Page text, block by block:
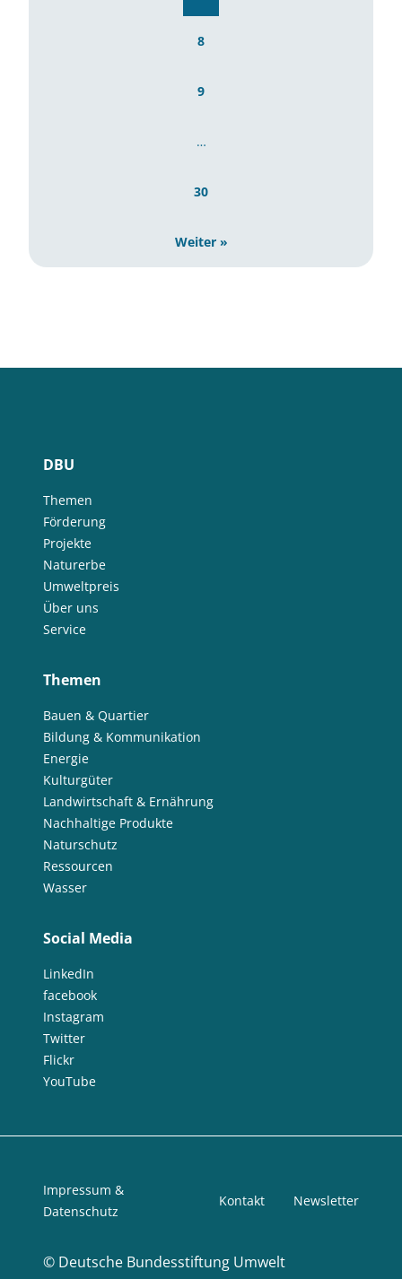
8
9
…
30
Weiter »
DBU
Themen
Förderung
Projekte
Naturerbe
Umweltpreis
Über uns
Service
Themen
Bauen & Quartier
Bildung & Kommunikation
Energie
Kulturgüter
Landwirtschaft & Ernährung
Nachhaltige Produkte
Naturschutz
Ressourcen
Wasser
Social Media
LinkedIn
facebook
Instagram
Twitter
Flickr
YouTube
© Deutsche Bundesstiftung Umwelt
Impressum &
Datenschutz
Kontakt Newsletter